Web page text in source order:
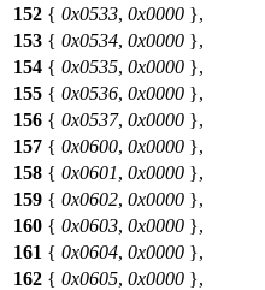
152 { 0x0533, 0x0000 },
153 { 0x0534, 0x0000 },
154 { 0x0535, 0x0000 },
155 { 0x0536, 0x0000 },
156 { 0x0537, 0x0000 },
157 { 0x0600, 0x0000 },
158 { 0x0601, 0x0000 },
159 { 0x0602, 0x0000 },
160 { 0x0603, 0x0000 },
161 { 0x0604, 0x0000 },
162 { 0x0605, 0x0000 },